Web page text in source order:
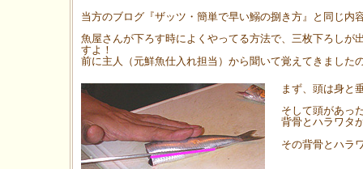
当方のブログ『ザッツ・簡単で早い鰯の捌き方』と同じ内
魚屋さんが下ろす時によくやってる方法で、三枚下ろし
すよ！
前に主人（元鮮魚仕入れ担当）から聞いて覚えてきました
まず、頭は身と
そして頭があっ
背骨とハラワタ
その背骨とハラ